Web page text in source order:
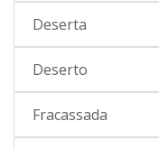
Deserta
Deserto
Fracassada